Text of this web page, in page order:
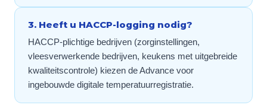
3. Heeft u HACCP-logging nodig?
HACCP-plichtige bedrijven (zorginstellingen,
vleesverwerkende bedrijven, keukens met uitgebreide
kwaliteitscontrole) kiezen de Advance voor
ingebouwde digitale temperatuurregistratie.